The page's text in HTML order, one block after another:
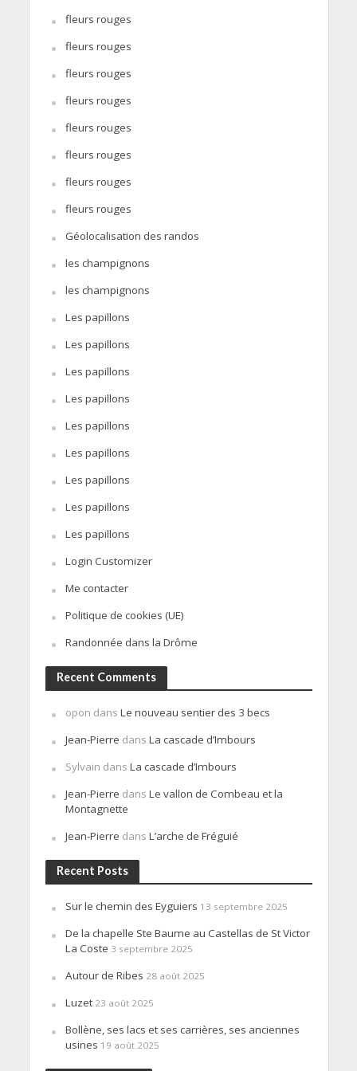
fleurs rouges
fleurs rouges
fleurs rouges
fleurs rouges
fleurs rouges
fleurs rouges
fleurs rouges
fleurs rouges
Géolocalisation des randos
les champignons
les champignons
Les papillons
Les papillons
Les papillons
Les papillons
Les papillons
Les papillons
Les papillons
Les papillons
Les papillons
Login Customizer
Me contacter
Politique de cookies (UE)
Randonnée dans la Drôme
Recent Comments
opon dans Le nouveau sentier des 3 becs
Jean-Pierre dans La cascade d’Imbours
Sylvain dans La cascade d’Imbours
Jean-Pierre dans Le vallon de Combeau et la
Montagnette
Jean-Pierre dans L’arche de Fréguié
Recent Posts
Sur le chemin des Eyguiers 13 septembre 2025
De la chapelle Ste Baume au Castellas de St Victor
La Coste 3 septembre 2025
Autour de Ribes 28 août 2025
Luzet 23 août 2025
Bollène, ses lacs et ses carrières, ses anciennes
usines 19 août 2025